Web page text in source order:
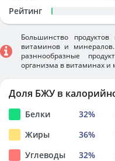
Рейтинг
Большинство
витаминов и
разннообразные
организма в витаминах и
Доля БЖУ в
Белки 32%
Жиры
36%
Углеводы
32%